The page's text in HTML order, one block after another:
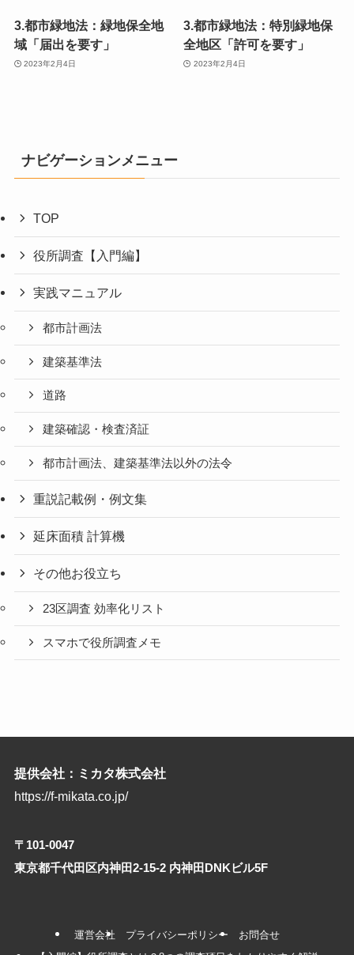
3.都市緑地法：緑地保全地
域「届出を要す」
2023年2月4日
3.都市緑地法：特別緑地保
全地区「許可を要す」
2023年2月4日
ナビゲーションメニュー
TOP
役所調査【入門編】
実践マニュアル
都市計画法
建築基準法
道路
建築確認・検査済証
都市計画法、建築基準法以外の法令
重説記載例・例文集
延床面積 計算機
その他お役立ち
23区調査 効率化リスト
スマホで役所調査メモ
提供会社：ミカタ株式会社
https://f-mikata.co.jp/
〒101-0047
東京都千代田区内神田2-15-2 内神田DNKビル5F
運営会社 プライバシーポリシー
お問合せ